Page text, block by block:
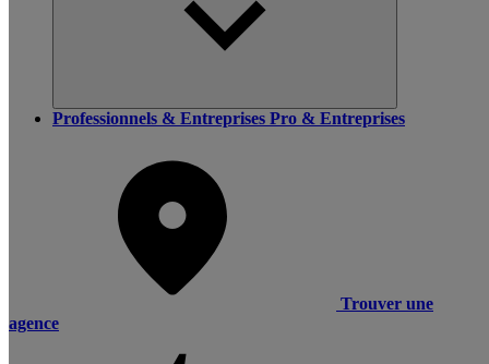
Professionnels & Entreprises Pro & Entreprises
Trouver une
agence